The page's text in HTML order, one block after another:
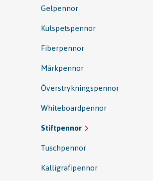
Gelpennor
Kulspetspennor
Fiberpennor
Märkpennor
Överstrykningspennor
Whiteboardpennor
Stiftpennor
Tuschpennor
Kalligrafipennor